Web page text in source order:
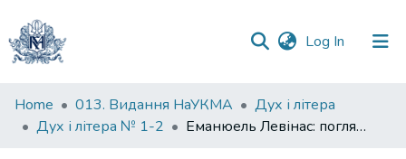
Log In (current)
Communities
&
Home 013. Видання НаУКМА
Дух і літера
Дух і літера № 1-2
Еманюель Левінас: погляд із Києва